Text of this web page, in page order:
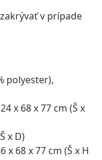
v prípade
polyester),
x 68 x 77 cm (Š x
x D)
x 68 x 77 cm (Š x H